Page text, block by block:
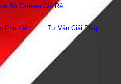
Bộ Camera Giá Rẻ
Phụ Kiên Tư Vấn Giải Pháp